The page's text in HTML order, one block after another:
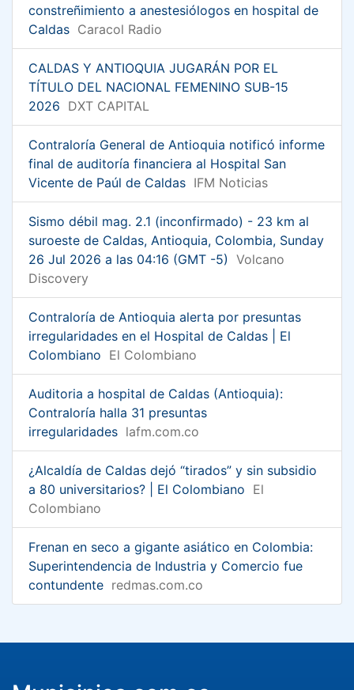
constreñimiento a anestesiólogos en hospital de
Caldas Caracol Radio
CALDAS Y ANTIOQUIA JUGARÁN POR EL
TÍTULO DEL NACIONAL FEMENINO SUB-15
2026 DXT CAPITAL
Contraloría General de Antioquia notificó informe
final de auditoría financiera al Hospital San
Vicente de Paúl de Caldas IFM Noticias
Sismo débil mag. 2.1 (inconfirmado) - 23 km al
suroeste de Caldas, Antioquia, Colombia, Sunday
26 Jul 2026 a las 04:16 (GMT -5) Volcano
Discovery
Contraloría de Antioquia alerta por presuntas
irregularidades en el Hospital de Caldas | El
Colombiano El Colombiano
Auditoria a hospital de Caldas (Antioquia):
Contraloría halla 31 presuntas
irregularidades lafm.com.co
¿Alcaldía de Caldas dejó “tirados” y sin subsidio
a 80 universitarios? | El Colombiano El
Colombiano
Frenan en seco a gigante asiático en Colombia:
Superintendencia de Industria y Comercio fue
contundente redmas.com.co